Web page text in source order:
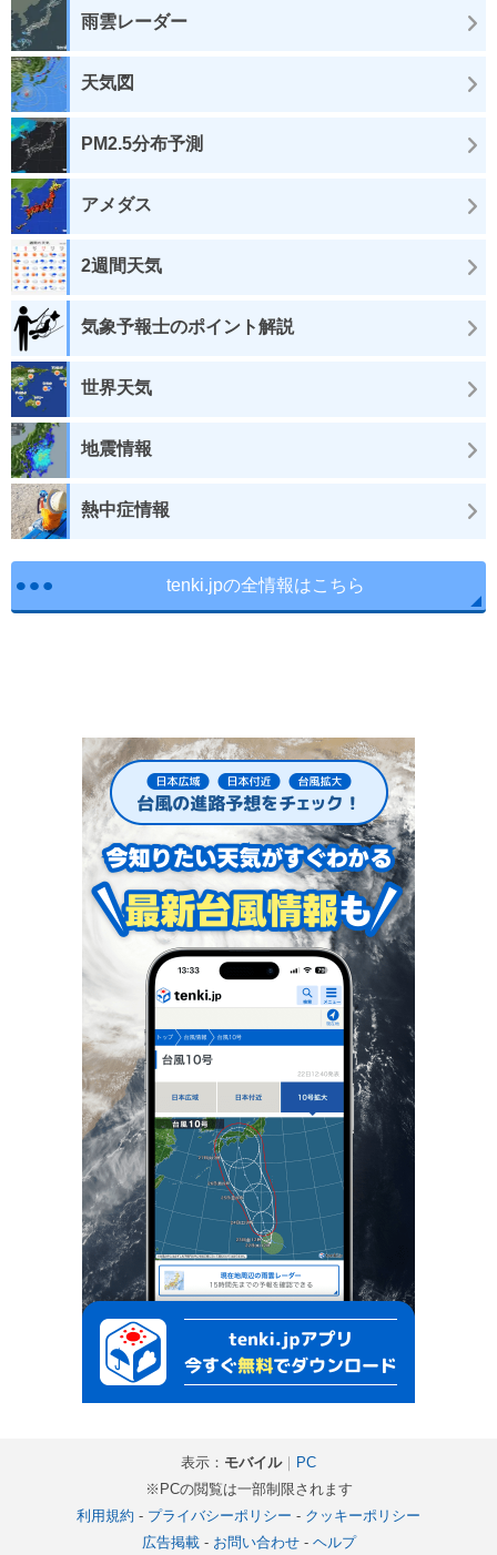
雨雲レーダー
天気図
PM2.5分布予測
アメダス
2週間天気
気象予報士のポイント解説
世界天気
地震情報
熱中症情報
tenki.jpの全情報はこちら
表示： モバイル｜ PC
※PCの閲覧は一部制限されます
利用規約 - プライバシーポリシー - クッキーポリシー
広告掲載- お問い合わせ- ヘルプ